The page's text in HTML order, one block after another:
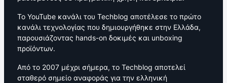
Το YouTube κανάλι του Techblog αποτέλεσε το πρώτο
κανάλι τεχνολογίας που δημιουργήθηκε στην Ελλάδα,
παρουσιάζοντας hands-on δοκιμές και unboxing
προϊόντων.
Από το 2007 μέχρι σήμερα, το Techblog αποτελεί
σταθερό σημείο αναφοράς για την ελληνική